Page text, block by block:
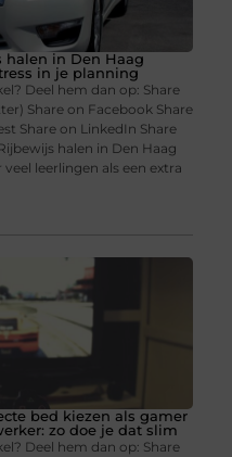
halen in Den Haag
in je planning
Deel hem dan op: Share
Share on Facebook Share
Share on LinkedIn Share
halen in Den Haag
leerlingen als een extra
bed kiezen als gamer
zo doe je dat slim
Deel hem dan op: Share